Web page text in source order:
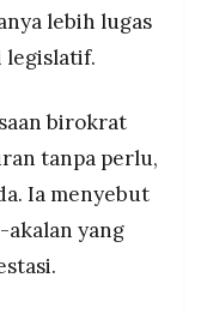
lebih lugas
birokrat
tanpa perlu,
Ia menyebut
yang